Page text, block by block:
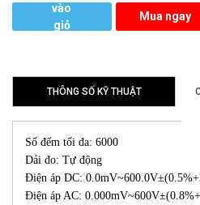
vào
giỏ
Mua ngay
THÔNG SỐ KỸ THUẬT
Số đếm tối đa: 6000
Dải đo: Tự động
Điện áp DC:
Điện áp AC: